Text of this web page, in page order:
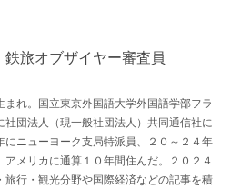
旅オブザイヤー審査員
れ。国立東京外国語大学外国語学部フラ
団法人（現一般社団法人）共同通信社に
ニューヨーク支局特派員、２０～２４年
メリカに通算１０年間住んだ。２０２４
行・観光分野や国際経済などの記事を積